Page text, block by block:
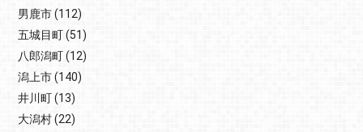
男鹿市(112)
五城目町(51)
八郎潟町(12)
潟上市(140)
井川町(13)
大潟村(22)